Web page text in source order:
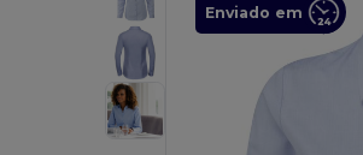
Enviado em